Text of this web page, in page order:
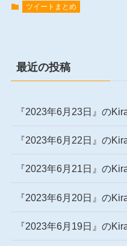
ツイートまとめ
最近の投稿
『2023年6月23日』の
『2023年6月22日』の
『2023年6月21日』の
『2023年6月20日』の
『2023年6月19日』の